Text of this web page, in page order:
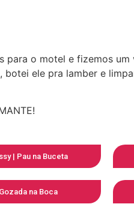
para o motel e fizemos
ele pra lamber e
| Pau na Buceta
Gozada na Boca